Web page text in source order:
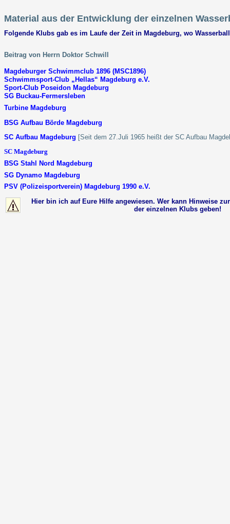
Material aus der Entwicklung der einzelnen
Folgende Klubs gab es im Laufe der Zeit in Magdeburg, wo
Beitrag von Herrn Doktor Schwill
Magdeburger Schwimmclub 1896 (MSC1896)
Schwimmsport-Club „Hellas“ Magdeburg e.V.
Sport-Club Poseidon Magdeburg
SG Buckau-Fermersleben
Turbine Magdeburg
BSG Aufbau Börde Magdeburg
SC Aufbau Magdeburg [Seit dem 27.Juli 1965 heißt der SC Aufbau
SC Magdeburg
BSG Stahl Nord Magdeburg
SG Dynamo Magdeburg
PSV (Polizeisportverein) Magdeburg 1990 e.V.
Hier bin ich auf Eure Hilfe angewiesen. Wer kann Hinweise
der einzelnen Klubs geben!